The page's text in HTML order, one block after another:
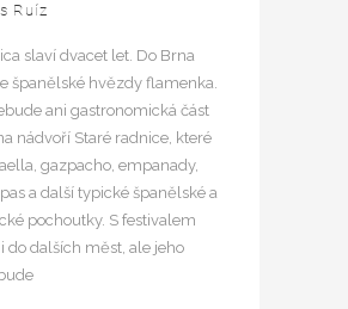
Ruíz
slaví dvacet let. Do Brna
španělské hvězdy flamenka.
ani gastronomická část
nádvoří Staré radnice, které
gazpacho, empanady,
a další typické španělské a
pochoutky. S festivalem
do dalších měst, ale jeho